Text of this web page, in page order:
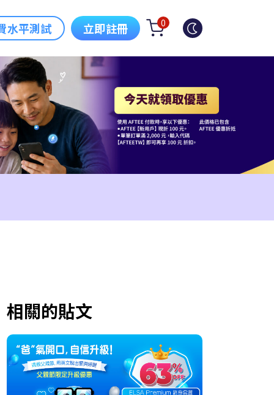
水平測試 立即註冊 0
相關的貼文